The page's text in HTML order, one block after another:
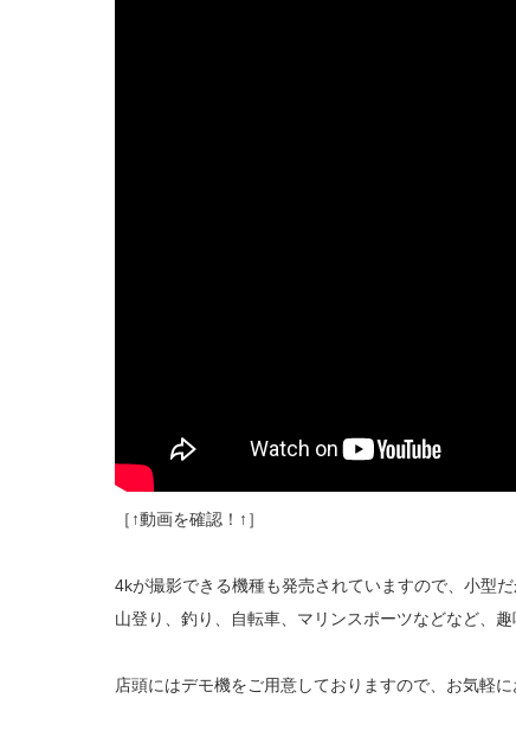
［↑動画を確認！↑］
4kが撮影できる機種も発売されていますので、小型
山登り、釣り、自転車、マリンスポーツなどなど、
店頭にはデモ機をご用意しておりますので、お気軽